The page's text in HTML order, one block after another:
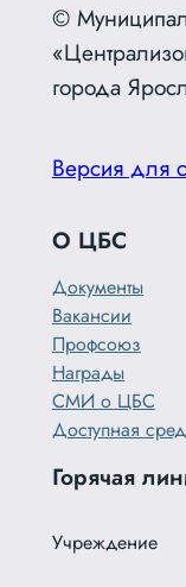
©
города
Версия для
О ЦБС
Документы
Вакансии
Профсоюз
Награды
СМИ о ЦБС
Доступная
Горячая
Учреждение